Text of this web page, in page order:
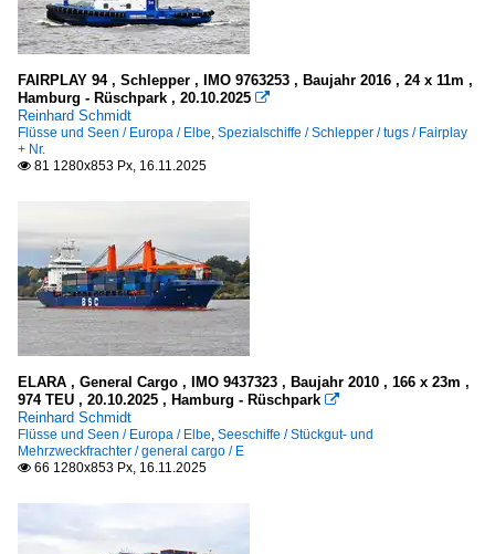
FAIRPLAY 94 , Schlepper , IMO 9763253 , Baujahr 2016 , 24 x 11m ,
Hamburg - Rüschpark , 20.10.2025 
Reinhard Schmidt
Flüsse und Seen / Europa / Elbe, Spezialschiffe / Schlepper / tugs / Fairplay
+ Nr.
 81 1280x853 Px, 16.11.2025
ELARA , General Cargo , IMO 9437323 , Baujahr 2010 , 166 x 23m ,
974 TEU , 20.10.2025 , Hamburg - Rüschpark 
Reinhard Schmidt
Flüsse und Seen / Europa / Elbe, Seeschiffe / Stückgut- und
Mehrzweckfrachter / general cargo / E
 66 1280x853 Px, 16.11.2025